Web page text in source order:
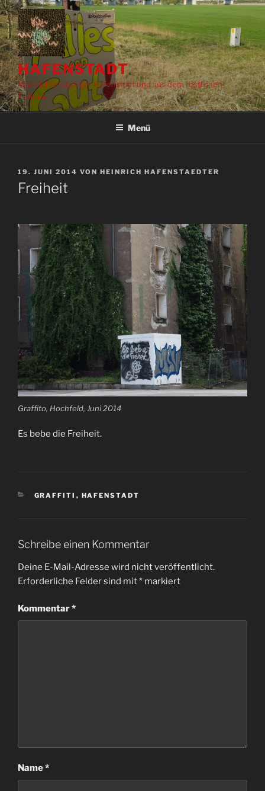
Zum
Inhalt
springen
HAFENSTADT
Nachrichten aus der Hafenstadt und aus dem restlichen
Erdkreis
Menü
VERÖFFENTLICHT
AM
19. JUNI 2014 VON HEINRICH HAFENSTAEDTER
Freiheit
Graffito, Hochfeld, Juni 2014
Es bebe die Freiheit.
KATEGORIEN
GRAFFITI , HAFENSTADT
Schreibe einen Kommentar
Deine E-Mail-Adresse wird nicht veröffentlicht.
Erforderliche Felder sind mit* markiert
Kommentar*
Name*